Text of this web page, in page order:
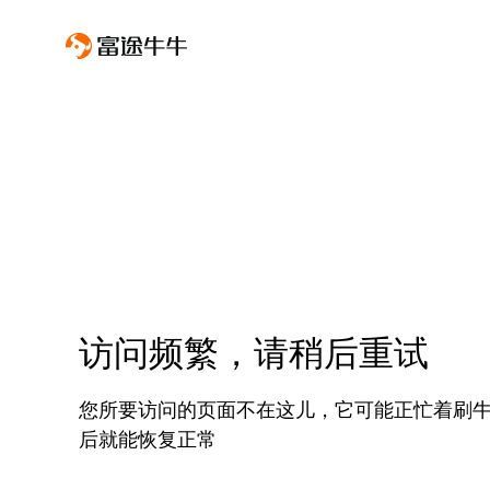
访问频繁，请稍后重试
您所要访问的页面不在这儿，它可能正忙着刷
后就能恢复正常